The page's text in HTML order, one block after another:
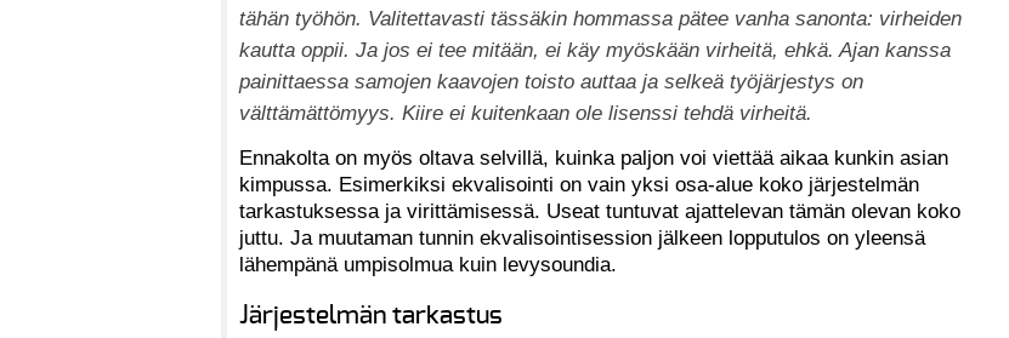
tähän työhön. Valitettavasti tässäkin hommassa pätee vanha sanonta: virheiden
kautta oppii. Ja jos ei tee mitään, ei käy myöskään virheitä, ehkä. Ajan kanssa
painittaessa samojen kaavojen toisto auttaa ja selkeä työjärjestys on
välttämättömyys. Kiire ei kuitenkaan ole lisenssi tehdä virheitä.
Ennakolta on myös oltava selvillä, kuinka paljon voi viettää aikaa kunkin asian
kimpussa. Esimerkiksi ekvalisointi on vain yksi osa-alue koko järjestelmän
tarkastuksessa ja virittämisessä. Useat tuntuvat ajattelevan tämän olevan koko
juttu. Ja muutaman tunnin ekvalisointisession jälkeen lopputulos on yleensä
lähempänä umpisolmua kuin levysoundia.
Järjestelmän tarkastus